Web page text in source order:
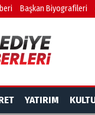
Başkan Biyografileri
YATIRIM